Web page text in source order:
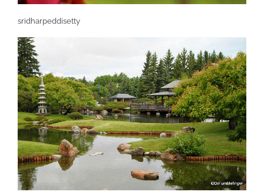
sridharpeddisetty